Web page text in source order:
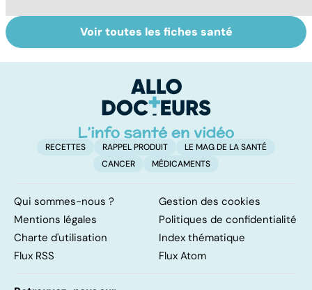
Les agrumes et
leurs bienfaits
Qu'est-ce que
l'index
Voir toutes les fiches santé
RECETTES RAPPEL PRODUIT
LE MAG DE LA SANTÉ
CANCER
MÉDICAMENTS
Qui sommes-nous ?
Gestion des cookies
Mentions légales
Politiques de confidentialité
Charte d'utilisation
Index thématique
Flux RSS
Flux Atom